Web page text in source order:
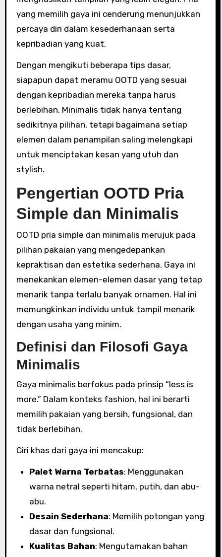
yang memilih gaya ini cenderung menunjukkan
percaya diri dalam kesederhanaan serta
kepribadian yang kuat.
Dengan mengikuti beberapa tips dasar,
siapapun dapat meramu OOTD yang sesuai
dengan kepribadian mereka tanpa harus
berlebihan. Minimalis tidak hanya tentang
sedikitnya pilihan, tetapi bagaimana setiap
elemen dalam penampilan saling melengkapi
untuk menciptakan kesan yang utuh dan
stylish.
Pengertian OOTD Pria
Simple dan Minimalis
OOTD pria simple dan minimalis merujuk pada
pilihan pakaian yang mengedepankan
kepraktisan dan estetika sederhana. Gaya ini
menekankan elemen-elemen dasar yang tetap
menarik tanpa terlalu banyak ornamen. Hal ini
memungkinkan individu untuk tampil menarik
dengan usaha yang minim.
Definisi dan Filosofi Gaya
Minimalis
Gaya minimalis berfokus pada prinsip “less is
more.” Dalam konteks fashion, hal ini berarti
memilih pakaian yang bersih, fungsional, dan
tidak berlebihan.
Ciri khas dari gaya ini mencakup:
Palet Warna Terbatas: Menggunakan
warna netral seperti hitam, putih, dan abu-
abu.
Desain Sederhana: Memilih potongan yang
dasar dan fungsional.
Kualitas Bahan: Mengutamakan bahan